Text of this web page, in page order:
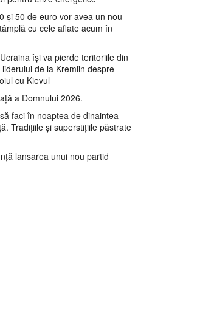
și 50 de euro vor avea un nou
cu cele aflate acum în
își va pierde teritoriile din
de la Kremlin despre
cu Kievul
a Domnului 2026.
faci în noaptea de dinaintea
Tradițiile și superstițiile păstrate
lansarea unui nou partid